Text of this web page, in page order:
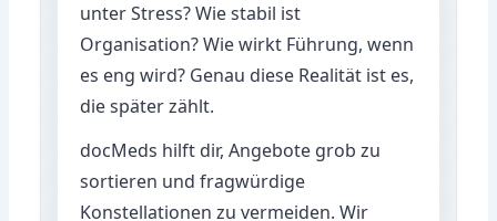
unter Stress? Wie stabil ist
Organisation? Wie wirkt Führung, wenn
es eng wird? Genau diese Realität ist es,
die später zählt.
docMeds hilft dir, Angebote grob zu
sortieren und fragwürdige
Konstellationen zu vermeiden. Wir